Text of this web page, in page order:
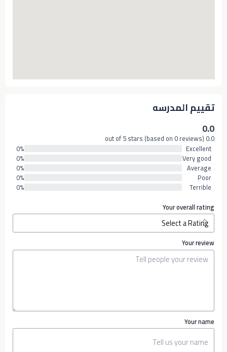
تقييم المدرسه
0.0
0.0 out of 5 stars (based on 0 reviews)
Excellent
0%
Very good
0%
Average
0%
Poor
0%
Terrible
0%
Your overall rating
Your review
Your name